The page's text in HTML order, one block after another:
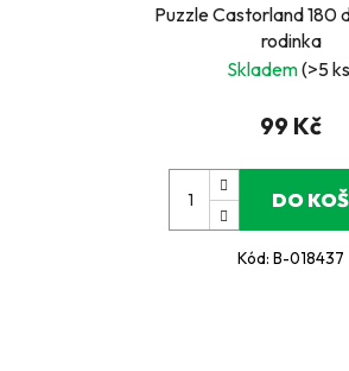
Puzzle Castorland 180
rodinka
Skladem(>5
99 Kč
DO
Kód:B-018437